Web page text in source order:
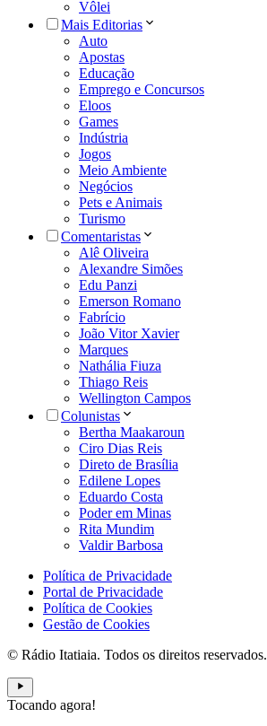
Vôlei
Mais Editorias
Auto
Apostas
Educação
Emprego e Concursos
Eloos
Games
Indústria
Jogos
Meio Ambiente
Negócios
Pets e Animais
Turismo
Comentaristas
Alê Oliveira
Alexandre Simões
Edu Panzi
Emerson Romano
Fabrício
João Vitor Xavier
Marques
Nathália Fiuza
Thiago Reis
Wellington Campos
Colunistas
Bertha Maakaroun
Ciro Dias Reis
Direto de Brasília
Edilene Lopes
Eduardo Costa
Poder em Minas
Rita Mundim
Valdir Barbosa
Política de Privacidade
Portal de Privacidade
Política de Cookies
Gestão de Cookies
© Rádio Itatiaia. Todos os direitos reservados.
Tocando agora!